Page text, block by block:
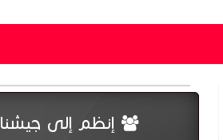
إنظم إلى جيشنا